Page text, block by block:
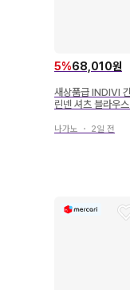
5%68,010원
새상품급 INDIVI
린넨 셔츠 블라우
69
나가노 ・ 2일 전